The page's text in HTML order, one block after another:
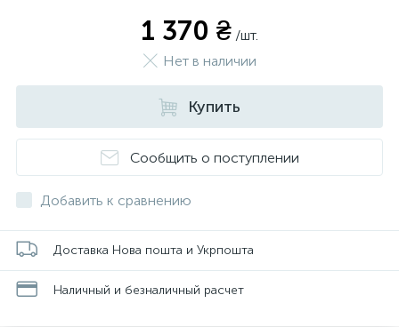
1 370 ₴ /шт.
Нет в наличии
Купить
Сообщить о поступлении
Добавить к сравнению
Доставка Нова пошта и Укрпошта
Наличный и безналичный расчет